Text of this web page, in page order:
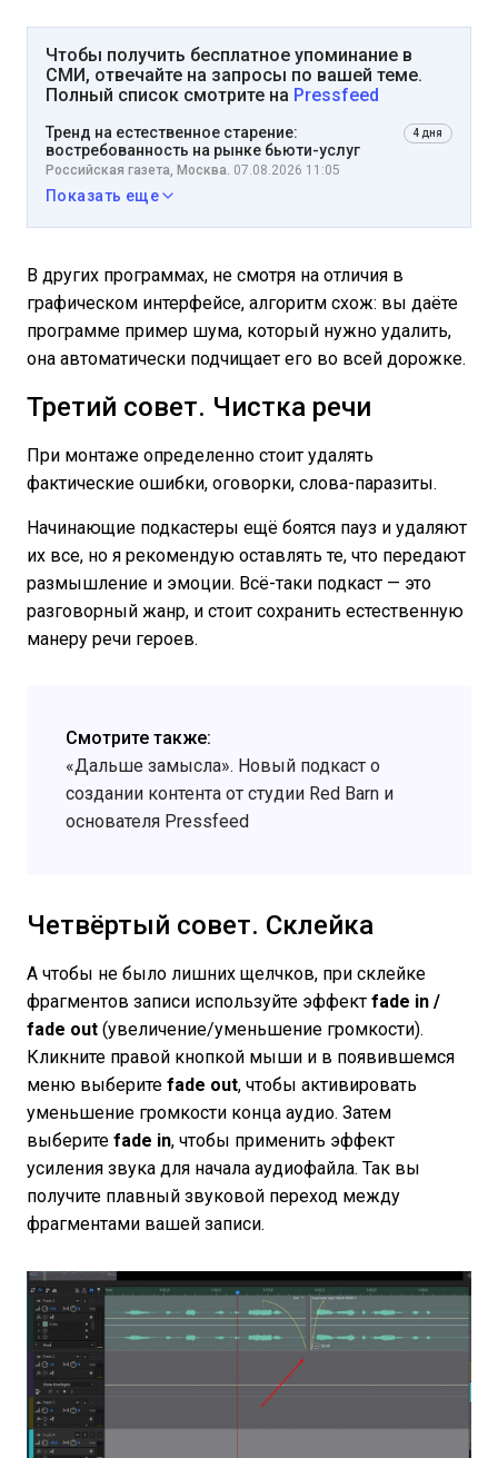
Чтобы получить бесплатное упоминание в
СМИ, отвечайте на запросы по вашей теме.
Полный список смотрите на Pressfeed
Тренд на естественное старение:
востребованность на рынке бьюти-услуг
4 дня
Российская газета, Москва. 07.08.2026 11:05
Показать еще
В других программах, не смотря на отличия в
графическом интерфейсе, алгоритм схож: вы даёте
программе пример шума, который нужно удалить,
она автоматически подчищает его во всей дорожке.
Третий совет. Чистка речи
При монтаже определенно стоит удалять
фактические ошибки, оговорки, слова-паразиты.
Начинающие подкастеры ещё боятся пауз и удаляют
их все, но я рекомендую оставлять те, что передают
размышление и эмоции. Всё-таки подкаст — это
разговорный жанр, и стоит сохранить естественную
манеру речи героев.
Смотрите также:
«Дальше замысла». Новый подкаст о
создании контента от студии Red Barn и
основателя Pressfeed
Четвёртый совет. Склейка
А чтобы не было лишних щелчков, при склейке
фрагментов записи используйте эффект fade in /
fade out (увеличение/уменьшение громкости).
Кликните правой кнопкой мыши и в появившемся
меню выберите fade out, чтобы активировать
уменьшение громкости конца аудио. Затем
выберите fade in, чтобы применить эффект
усиления звука для начала аудиофайла. Так вы
получите плавный звуковой переход между
фрагментами вашей записи.